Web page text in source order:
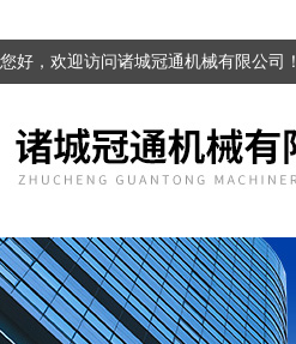
您好，欢迎访问诸城冠通机械有限公司！